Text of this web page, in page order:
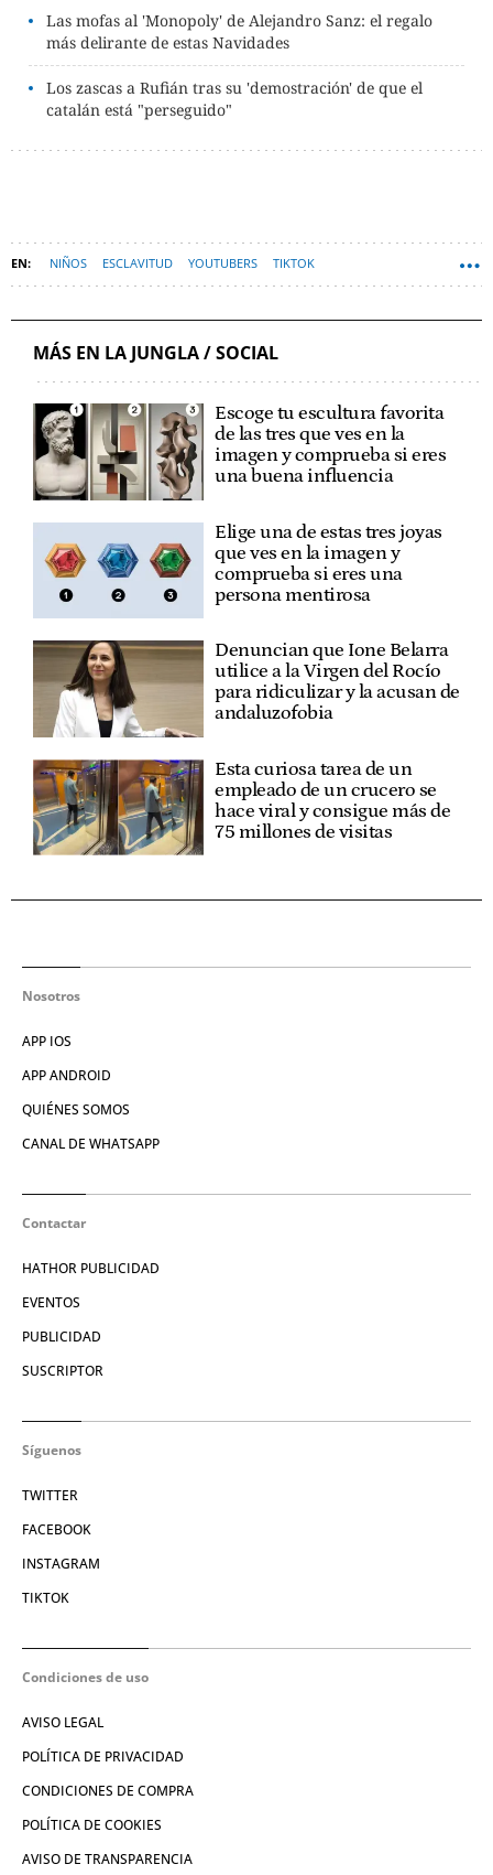
Las mofas al 'Monopoly' de Alejandro Sanz: el regalo
más delirante de estas Navidades
Los zascas a Rufián tras su 'demostración' de que el
catalán está "perseguido"
NIÑOS ESCLAVITUD YOUTUBERS TIKTOK
MÁS EN LA JUNGLA / SOCIAL
Escoge tu escultura favorita
de las tres que ves en la
imagen y comprueba si eres
una buena influencia
Elige una de estas tres joyas
que ves en la imagen y
comprueba si eres una
persona mentirosa
Denuncian que Ione Belarra
utilice a la Virgen del Rocío
para ridiculizar y la acusan de
andaluzofobia
Esta curiosa tarea de un
empleado de un crucero se
hace viral y consigue más de
75 millones de visitas
Nosotros
APP IOS
APP ANDROID
QUIÉNES SOMOS
CANAL DE WHATSAPP
Contactar
HATHOR PUBLICIDAD
EVENTOS
PUBLICIDAD
SUSCRIPTOR
Síguenos
TWITTER
FACEBOOK
INSTAGRAM
TIKTOK
Condiciones de uso
AVISO LEGAL
POLÍTICA DE PRIVACIDAD
CONDICIONES DE COMPRA
POLÍTICA DE COOKIES
AVISO DE TRANSPARENCIA